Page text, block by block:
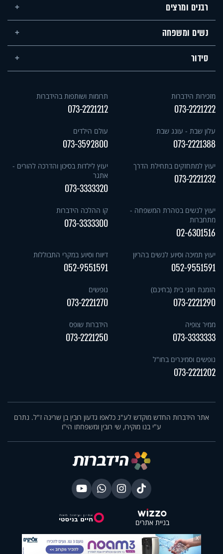
רבנים ומרצים
נשים ומשפחה
סידור
מזכירות הידברות
073-2221222
תרומות ושותפות בהידברות
073-2221212
עלון שבת - עונג שבת
073-2221388
עולם הילדים
073-3592800
יעוץ למתחזקים בתחילת הדרך
073-2221232
יעוץ לילדות בסיכון והדרכה להורים -
אתגר
073-3333320
יעוץ לנשים בטהרת המשפחה -
מתחברות
02-6301516
קו ההלכה הידברות
073-3333300
יעוץ תמיכה וסיוע לנשים בהריון
052-9551591
דיווח וסיוע במקרי התבוללות
052-9551591
הזמנת חוגי בית (בחינם)
073-2221290
נופשים
073-2221270
ממיר צופיה
073-3333333
הידברות שופס
073-2221250
נופשים וסמינרים בחו"ל
073-2221202
אתר הידברות החדש מוקדש לע"נ כלאפו גדעון רובין בן שרינה ז"ל. נתרם
ע"י בנו מוקירו, שי רובין ומשפחתו הי"ו
בניית אתרים
X